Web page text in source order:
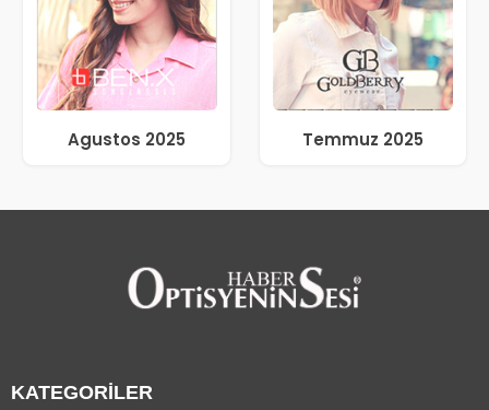
Agustos 2025 Temmuz 2025
KATEGORİLER